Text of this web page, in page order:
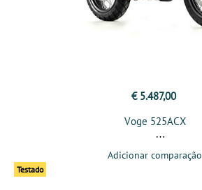
€ 5.487,00
Voge 525ACX
Adicionar comparação
Testado